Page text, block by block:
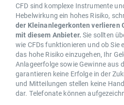
CFD sind komplexe Instrumente
Hebelwirkung ein hohes Risiko,
der Kleinanlegerkonten verlieren
mit diesem Anbieter. Sie sollten
wie CFDs funktionieren und ob Sie
das hohe Risiko einzugehen, Ihr
Anlageerfolge sowie Gewinne aus
garantieren keine Erfolge in der
und Mitteilungen stellen keine
dar. Telefonate können